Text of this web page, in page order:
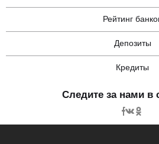
Рейтинг
Депозиты
Кредиты
Следите за нами в